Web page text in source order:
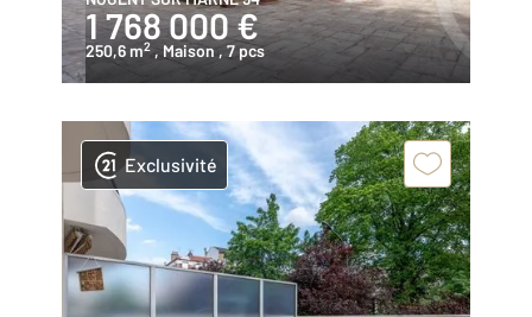
1 768 000 €
250,6 m2 , Maison, 7 pcs
Exclusivité